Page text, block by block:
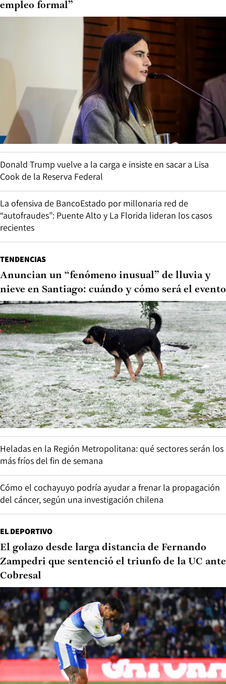
empleo formal”
Donald Trump vuelve a la carga e insiste en sacar a Lisa
Cook de la Reserva Federal
La ofensiva de BancoEstado por millonaria red de
“autofraudes”: Puente Alto y La Florida lideran los casos
recientes
TENDENCIAS
Anuncian un “fenómeno inusual” de lluvia y
nieve en Santiago: cuándo y cómo será el evento
Heladas en la Región Metropolitana: qué sectores serán los
más fríos del fin de semana
Cómo el cochayuyo podría ayudar a frenar la propagación
del cáncer, según una investigación chilena
EL DEPORTIVO
El golazo desde larga distancia de Fernando
Zampedri que sentenció el triunfo de la UC ante
Cobresal